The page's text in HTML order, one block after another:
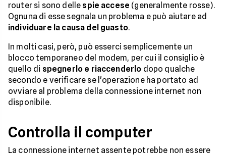
router si sono delle spie accese (generalmente rosse).
Ognuna di esse segnala un problema e può aiutare ad
individuare la causa del guasto.
In molti casi, però, può esserci semplicemente un
blocco temporaneo del modem, per cui il consiglio è
quello di spegnerlo e riaccenderlo dopo qualche
secondo e verificare se l'operazione ha portato ad
ovviare al problema della connessione internet non
disponibile.
Controlla il computer
La connessione internet assente potrebbe non essere